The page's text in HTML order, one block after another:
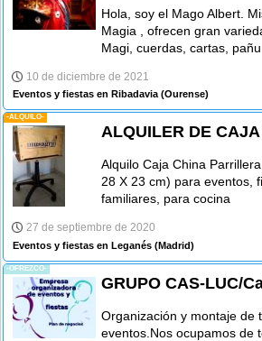
Hola, soy el Mago Albert.
Magia , ofrecen gran
Magi, cuerdas, cartas, pañu
10 de diciembre de 2021
Eventos y fiestas en Ribadavia (Ourense)
-ALQUILO-
ALQUILER DE
Alquilo Caja China
28 X 23 cm) para eventos,
familiares, para cocina
27 de septiembre de 2020
Eventos y fiestas en Leganés (Madrid)
-OFREZCO-
GRUPO CAS-LUC/
Organización y montaje de
eventos.Nos ocupamos de